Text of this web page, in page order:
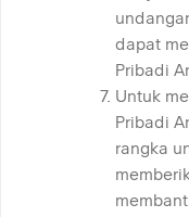
dapat
Pribadi
Untuk
Pribadi
rangka